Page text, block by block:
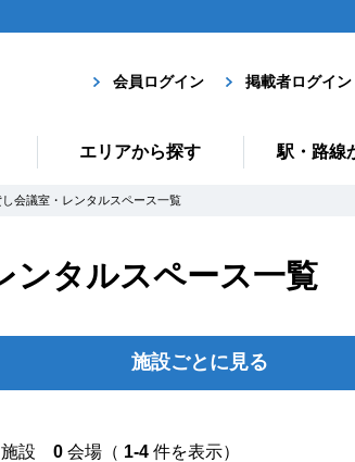
会員ログイン 掲載者ログイン
エリアから探す 駅・路線
会議室・レンタルスペース一覧
ンタルスペース一覧
施設ごとに見る
設 0 会場（ 1-4 件を表示）